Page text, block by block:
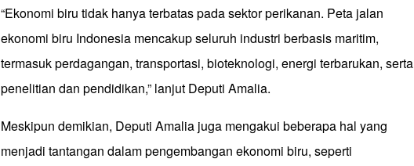
“Ekonomi biru tidak hanya terbatas pada sektor perikanan. Peta jalan
ekonomi biru Indonesia mencakup seluruh industri berbasis maritim,
termasuk perdagangan, transportasi, bioteknologi, energi terbarukan, serta
penelitian dan pendidikan,” lanjut Deputi Amalia.
Meskipun demikian, Deputi Amalia juga mengakui beberapa hal yang
menjadi tantangan dalam pengembangan ekonomi biru, seperti